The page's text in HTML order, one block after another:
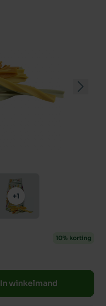
+1
10% korting
In winkelmand